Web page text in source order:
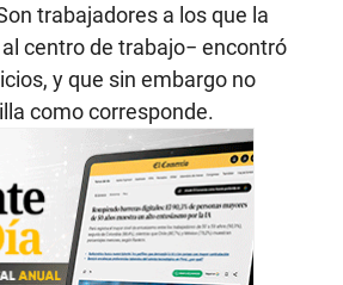
trabajadores a los que la
centro de trabajo− encontró
y que sin embargo no
como corresponde.